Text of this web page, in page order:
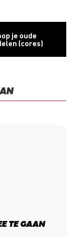
je oude
(cores)
TE GAAN